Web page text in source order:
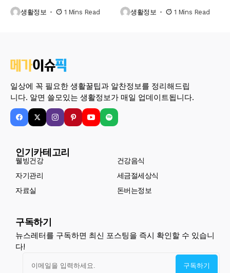
생활정보 1 Mins Read 생활정보 1 Mins Read
일상에 꼭 필요한 생활꿀팁과 알찬정보를 정리해드립
니다. 알면 쓸모있는 생활정보가 매일 업데이트됩니다.
인기카테고리
웰빙건강
건강음식
자기관리
세금절세상식
자료실
돈버는정보
구독하기
뉴스레터를 구독하면 최신 포스팅을 즉시 확인할 수 있습니
다!